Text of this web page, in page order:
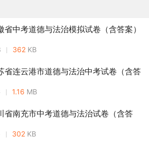
中考道德与法治模拟试卷（含答案）
362 KB
省连云港市道德与法治中考试卷（含答
1.16 MB
省南充市中考道德与法治试卷（含答
302 KB